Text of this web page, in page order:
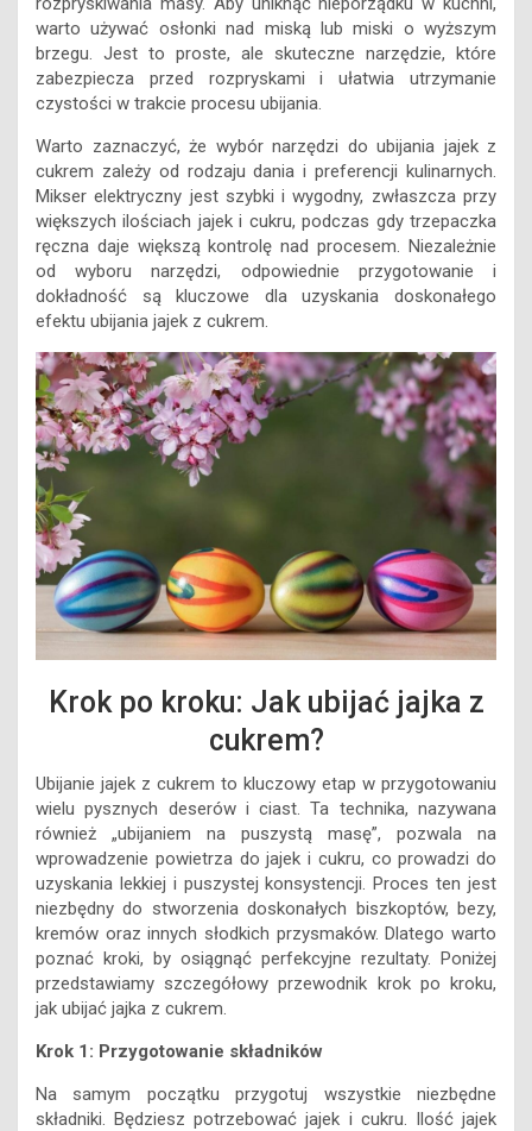
warto używać osłonki nad miską lub miski o wyższym
brzegu. Jest to proste, ale skuteczne narzędzie, które
zabezpiecza przed rozpryskami i ułatwia utrzymanie
czystości w trakcie procesu ubijania.
Warto zaznaczyć, że wybór narzędzi do ubijania jajek z
cukrem zależy od rodzaju dania i preferencji kulinarnych.
Mikser elektryczny jest szybki i wygodny, zwłaszcza przy
większych ilościach jajek i cukru, podczas gdy trzepaczka
ręczna daje większą kontrolę nad procesem. Niezależnie
od wyboru narzędzi, odpowiednie przygotowanie i
dokładność są kluczowe dla uzyskania doskonałego
efektu ubijania jajek z cukrem.
Krok po kroku: Jak ubijać jajka z
cukrem?
Ubijanie jajek z cukrem to kluczowy etap w przygotowaniu
wielu pysznych deserów i ciast. Ta technika, nazywana
również „ubijaniem na puszystą masę”, pozwala na
wprowadzenie powietrza do jajek i cukru, co prowadzi do
uzyskania lekkiej i puszystej konsystencji. Proces ten jest
niezbędny do stworzenia doskonałych biszkoptów, bezy,
kremów oraz innych słodkich przysmaków. Dlatego warto
poznać kroki, by osiągnąć perfekcyjne rezultaty. Poniżej
przedstawiamy szczegółowy przewodnik krok po kroku,
jak ubijać jajka z cukrem.
Krok 1: Przygotowanie składników
Na samym początku przygotuj wszystkie niezbędne
składniki. Będziesz potrzebować jajek i cukru. Ilość jajek